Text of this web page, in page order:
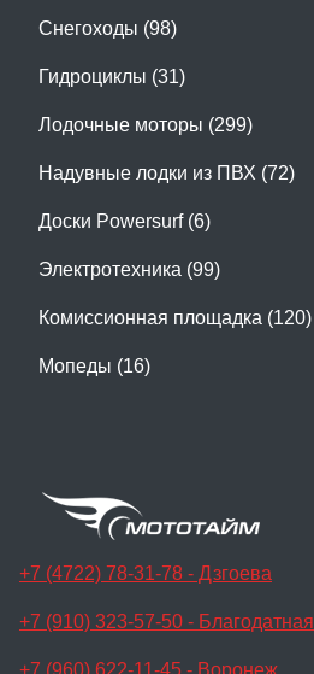
Снегоходы (98)
Гидроциклы (31)
Лодочные моторы (299)
Надувные лодки из ПВХ (72)
Доски Powersurf (6)
Электротехника (99)
Комиссионная площадка (120)
Мопеды (16)
+7 (4722) 78-31-78 - Дзгоева
+7 (910) 323-57-50 - Благодатная